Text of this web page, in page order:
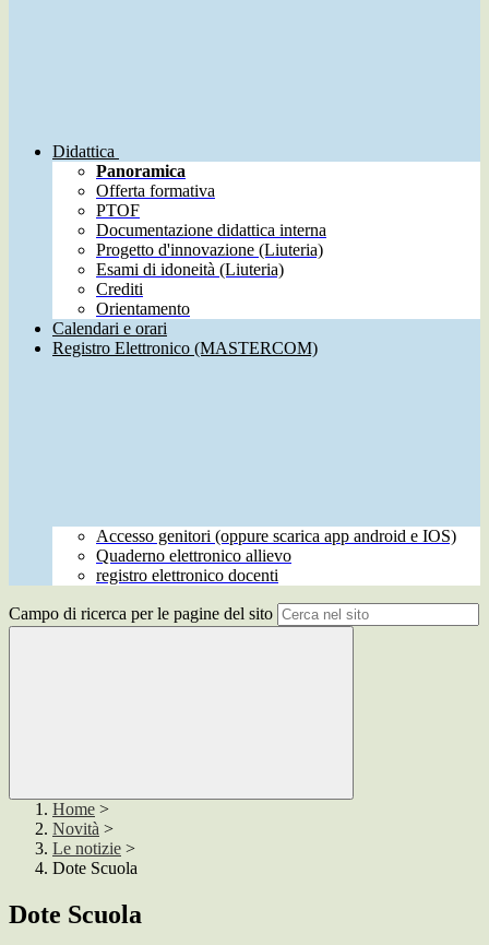
Didattica
Panoramica
Offerta formativa
PTOF
Documentazione didattica interna
Progetto d'innovazione (Liuteria)
Esami di idoneità (Liuteria)
Crediti
Orientamento
Calendari e orari
Registro Elettronico (MASTERCOM)
Accesso genitori (oppure scarica app android e IOS)
Quaderno elettronico allievo
registro elettronico docenti
Campo di ricerca per le pagine del sito
Home >
Novità >
Le notizie >
Dote Scuola
Dote Scuola